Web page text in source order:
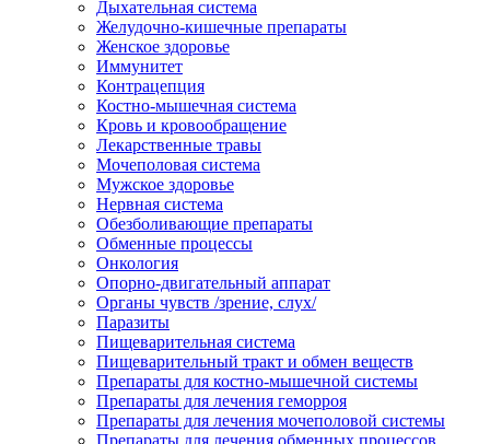
Дыхательная система
Желудочно-кишечные препараты
Женское здоровье
Иммунитет
Контрацепция
Костно-мышечная система
Кровь и кровообращение
Лекарственные травы
Мочеполовая система
Мужское здоровье
Нервная система
Обезболивающие препараты
Обменные процессы
Онкология
Опорно-двигательный аппарат
Органы чувств /зрение, слух/
Паразиты
Пищеварительная система
Пищеварительный тракт и обмен веществ
Препараты для костно-мышечной системы
Препараты для лечения геморроя
Препараты для лечения мочеполовой системы
Препараты для лечения обменных процессов